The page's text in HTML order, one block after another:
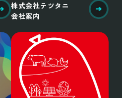
株式会社テツタニ
会社案内